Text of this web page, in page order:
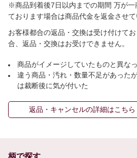
※商品到着後7日以内までの期間 万が一
ております場合は商品代金を返金させて
お客様都合の返品・交換は受け付けて
合、返品・交換はお受けできません。
商品がイメージしていたものと異な
違う商品・汚れ・数量不足があった
は裁断後に気が付いた
返品・キャンセルの詳細はこちら
柄で探す